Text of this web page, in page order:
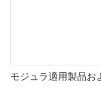
モジュラ適用製品お